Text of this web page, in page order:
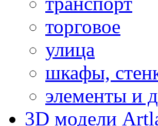
торговое
улица
шкафы,
элементы и
3D модели